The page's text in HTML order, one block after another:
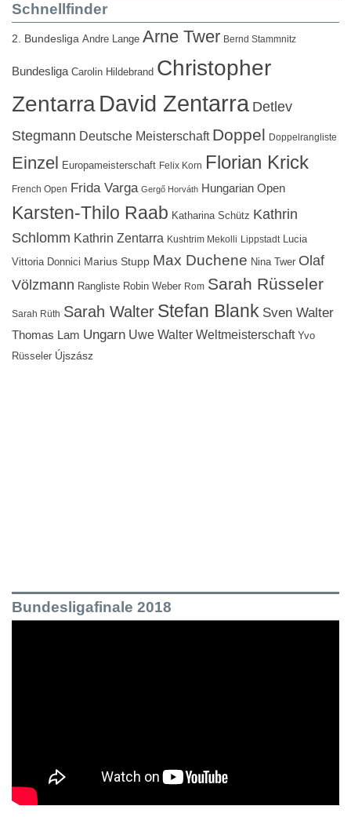
Schnellfinder
2. Bundesliga Andre Lange Arne Twer Bernd Stammnitz
Bundesliga Carolin Hildebrand Christopher
ZentarraDavid Zentarra Detlev
Stegmann Deutsche Meisterschaft Doppel Doppelrangliste
Einzel Europameisterschaft Felix Korn Florian Krick
French Open Frida Varga Gergő Horváth Hungarian Open
Karsten-Thilo Raab Katharina Schütz Kathrin
Schlomm Kathrin Zentarra Kushtrim Mekolli Lippstadt Lucia
Vittoria Donnici Marius Stupp Max Duchene Nina Twer Olaf
Völzmann Rangliste Robin Weber Rom Sarah Rüsseler
Sarah Rüth Sarah Walter Stefan Blank Sven Walter
Thomas Lam Ungarn Uwe Walter Weltmeisterschaft Yvo
Rüsseler Újszász
Bundesligafinale 2018